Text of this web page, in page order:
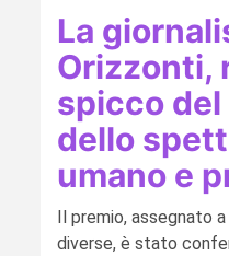
La
Orizzonti,
spicco
dello
umano e
Il premio, assegnato
diverse, è stato